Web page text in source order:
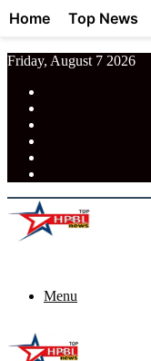
Friday, August 7 2026
Menu
Home Top News